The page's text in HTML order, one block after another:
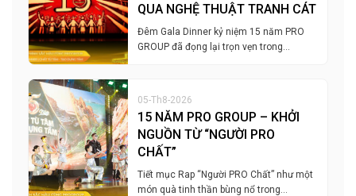
QUA NGHỆ THUẬT TRANH CÁT
Đêm Gala Dinner kỷ niệm 15 năm PRO
GROUP đã đọng lại trọn vẹn trong…
05-Th8-2026
15 NĂM PRO GROUP – KHỞI
NGUỒN TỪ “NGƯỜI PRO
CHẤT”
Tiết mục Rap “Người PRO Chất” như một
món quà tinh thần bùng nổ trong…